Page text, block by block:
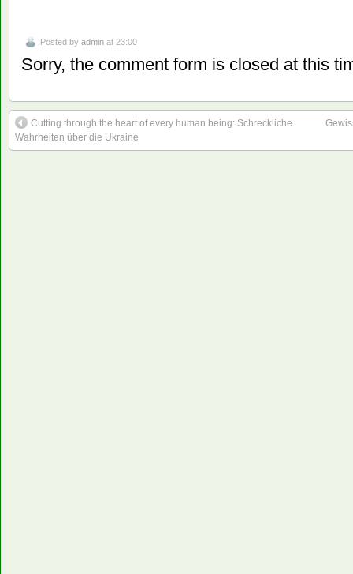
Posted by admin at 23:00
Sorry, the comment form is closed at this
Cutting through the heart of every human being: Schreckliche
Wahrheiten über die Ukraine